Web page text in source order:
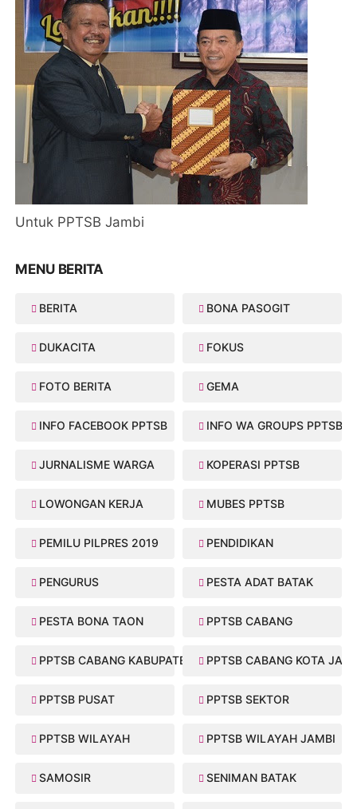
Untuk PPTSB Jambi
MENU BERITA
BERITA BONA PASOGIT
DUKACITA FOKUS
FOTO BERITA GEMA
INFO FACEBOOK PPTSB INFO WA GROUPS PPTSB
JURNALISME WARGA KOPERASI PPTSB
LOWONGAN KERJA MUBES PPTSB
PEMILU PILPRES 2019 PENDIDIKAN
PENGURUS PESTA ADAT BATAK
PESTA BONA TAON PPTSB CABANG
PPTSB CABANG KABUPATEN PPTSB CABANG KOTA
PPTSB PUSAT PPTSB SEKTOR
PPTSB WILAYAH PPTSB WILAYAH JAMBI
SAMOSIR SENIMAN BATAK